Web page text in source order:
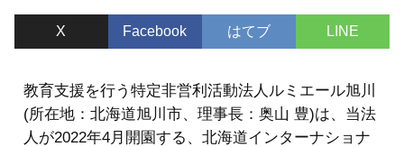
X Facebook はてブ LINE
教育支援を行う特定非営利活動法人ルミエール旭川
(所在地：北海道旭川市、理事長：奥山 豊)は、当法
人が2022年4月開園する、北海道インターナショナ